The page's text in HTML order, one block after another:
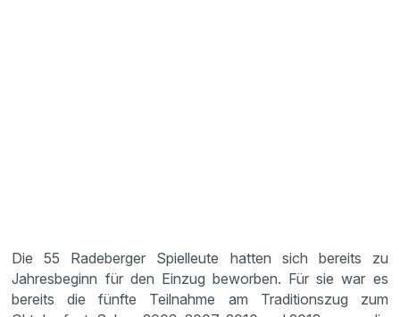
Die 55 Radeberger Spielleute hatten sich bereits zu
Jahresbeginn für den Einzug beworben. Für sie war es
bereits die fünfte Teilnahme am Traditionszug zum